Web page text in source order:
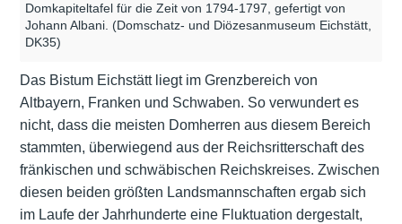
Domkapiteltafel für die Zeit von 1794-1797, gefertigt von
Johann Albani. (Domschatz- und Diözesanmuseum Eichstätt,
DK35)
Das Bistum Eichstätt liegt im Grenzbereich von
Altbayern, Franken und Schwaben. So verwundert es
nicht, dass die meisten Domherren aus diesem Bereich
stammten, überwiegend aus der Reichsritterschaft des
fränkischen und schwäbischen Reichskreises. Zwischen
diesen beiden größten Landsmannschaften ergab sich
im Laufe der Jahrhunderte eine Fluktuation dergestalt,